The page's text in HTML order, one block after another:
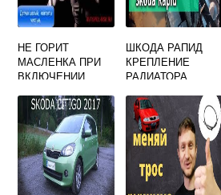
НЕ ГОРИТ
МАСЛЕНКА ПРИ
ВКЛЮЧЕНИИ
SKODA OCTAVIA
A5
ШКОДА РАПИД
КРЕПЛЕНИЕ
РАДИАТОРА